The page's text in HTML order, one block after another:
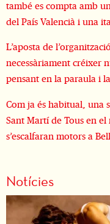
també es compta amb
del País Valencià i una
L’aposta de
necessàriament créixer
pensant en la paraula i
Com ja és habitual, una
Sant Martí de Tous en el
s’escalfaran motors a
Notícies